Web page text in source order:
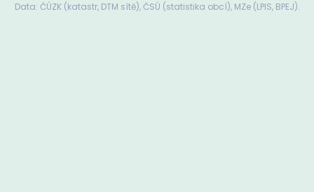
Data: ČÚZK (katastr, DTM sítě), ČSÚ (statistika obcí), MZe (LPIS, BPEJ).